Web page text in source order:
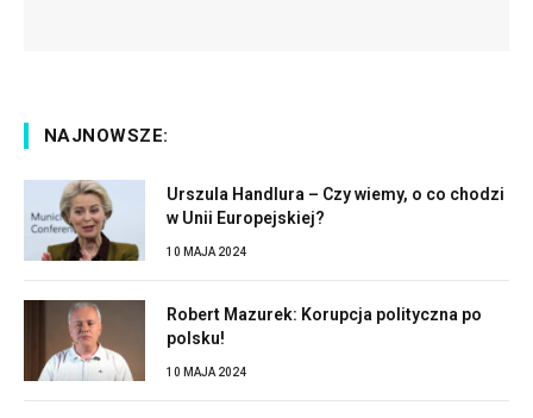
NAJNOWSZE:
Urszula Handlura – Czy wiemy, o co chodzi
w Unii Europejskiej?
10 MAJA 2024
Robert Mazurek: Korupcja polityczna po
polsku!
10 MAJA 2024